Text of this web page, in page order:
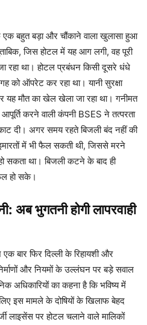
बहुत बड़ा और चौंकाने वाला खुलासा हुआ
जिस होटल में यह आग लगी, वह पूरी
रहा था। होटल प्रबंधन किसी दूसरे धंधे
को ऑपरेट कर रहा था। यानी सुरक्षा
यह मौत का खेल खेला जा रहा था। गनीमत
करने वाली कंपनी BSES ने तत्परता
दी। अगर समय रहते बिजली बंद नहीं की
में भी फैल सकती थी, जिससे मरने
सकता था। बिजली कटने के बाद ही
हो सके।
अब भुगतनी होगी लापरवाही
बार फिर दिल्ली के रिहायशी और
और नियमों के उल्लंघन पर बड़े सवाल
अधिकारियों का कहना है कि भविष्य में
इस मामले के दोषियों के खिलाफ बेहद
लाइसेंस पर होटल चलाने वाले मालिकों